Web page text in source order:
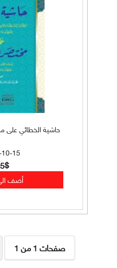
حاشية الخطائي على
15
صفحات 1 من 1